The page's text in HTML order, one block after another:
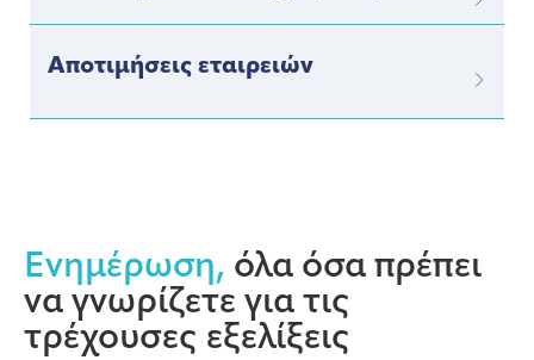
Αποτιμήσεις εταιρειών
Ενημέρωση, όλα όσα πρέπει
να γνωρίζετε για τις
τρέχουσες εξελίξεις